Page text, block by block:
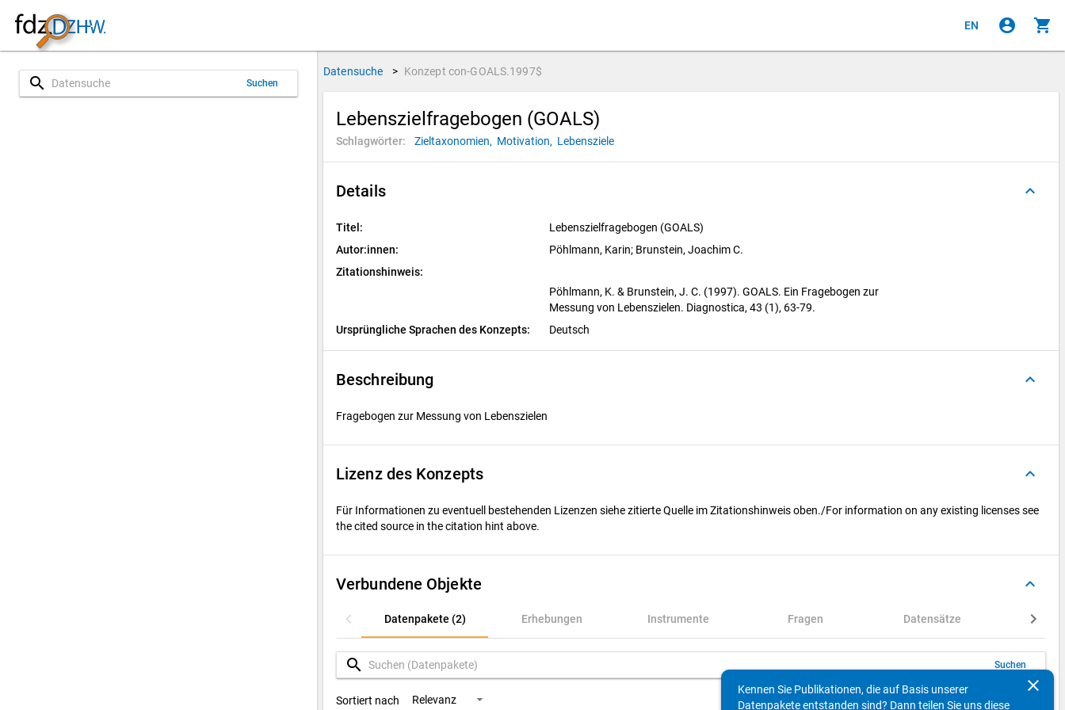
EN account_circle shopping_cart
search Suchen
Datensuche > Konzept con-GOALS.1997$
Lebenszielfragebogen (GOALS)
Schlagwörter: Zieltaxonomien, Motivation, Lebensziele
Details keyboard_arrow_up
Titel:
Lebenszielfragebogen (GOALS)
Autor:innen:
Pöhlmann, Karin; Brunstein, Joachim C.
Zitationshinweis:
Pöhlmann, K. & Brunstein, J. C. (1997). GOALS. Ein Fragebogen zur
Messung von Lebenszielen. Diagnostica, 43 (1), 63-79.
Ursprüngliche Sprachen des Konzepts:
Deutsch
Beschreibung keyboard_arrow_up
Fragebogen zur Messung von Lebenszielen
Lizenz des Konzepts keyboard_arrow_up
Für Informationen zu eventuell bestehenden Lizenzen siehe zitierte Quelle im Zitationshinweis oben./For information on any existing licenses see
the cited source in the citation hint above.
Verbundene Objekte keyboard_arrow_up
Datenpakete (2) Erhebungen Instrumente Fragen Datensätze
Datenpakete (2)
Erhebungen
Instrumente
search Suchen
Sortiert nach Relevanz Einträge pro Seite 1 - 2 von 2 keyboard_arrow_left keyboard_arrow_right
clear
Kennen Sie Publikationen, die auf Basis unserer
Datenpakete entstanden sind? Dann teilen Sie uns diese